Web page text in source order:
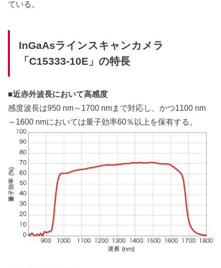
ている。
InGaAsラインスキャンカメラ
「C15333-10E」の特長
■近赤外波長において高感度
感度波長は950 nm～1700 nmまで対応し、かつ1100 nm
～1600 nmにおいては量子効率60％以上を保有する。